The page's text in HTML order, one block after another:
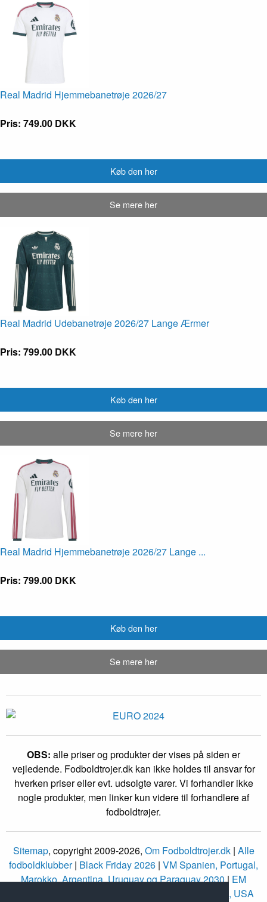
Real Madrid Hjemmebanetrøje 2026/27
Pris: 749.00 DKK
Køb den her
Se mere her
Real Madrid Udebanetrøje 2026/27 Lange Ærmer
Pris: 799.00 DKK
Køb den her
Se mere her
Real Madrid Hjemmebanetrøje 2026/27 Lange ...
Pris: 799.00 DKK
Køb den her
Se mere her
OBS: alle priser og produkter der vises på siden er
vejledende. Fodboldtrojer.dk kan ikke holdes til ansvar for
hverken priser eller evt. udsolgte varer. Vi forhandler ikke
nogle produkter, men linker kun videre til forhandlere af
fodboldtrøjer.
Sitemap, copyright 2009-2026, Om Fodboldtrojer.dk| Alle
fodboldklubber| Black Friday 2026 | VM Spanien, Portugal,
Marokko, Argentina, Uruguay og Paraguay 2030| EM
VM Canada, Mexico, USA